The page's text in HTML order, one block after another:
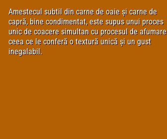
Amestecul subtil din carne de oaie și carne de
capră, bine condimentat, este supus unui proces
unic de coacere simultan cu procesul de afumare
ceea ce le conferă o textură unică și un gust
inegalabil.